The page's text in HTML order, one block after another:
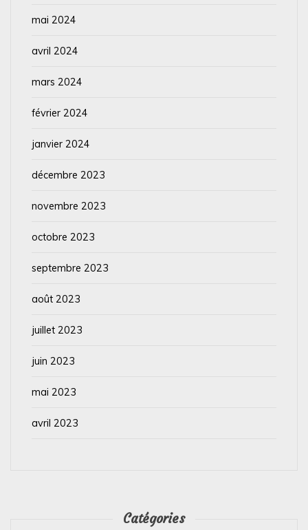
mai 2024
avril 2024
mars 2024
février 2024
janvier 2024
décembre 2023
novembre 2023
octobre 2023
septembre 2023
août 2023
juillet 2023
juin 2023
mai 2023
avril 2023
Catégories